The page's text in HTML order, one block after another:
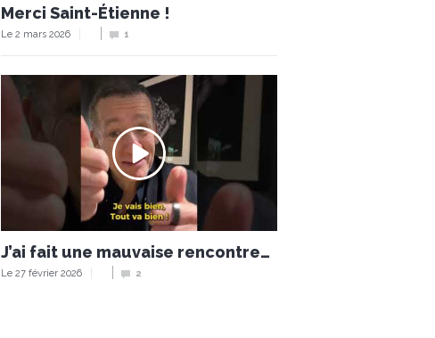
Merci Saint-Étienne !
Le 2 mars 2026 1
J’ai fait une mauvaise rencontre…
Le 27 février 2026 2